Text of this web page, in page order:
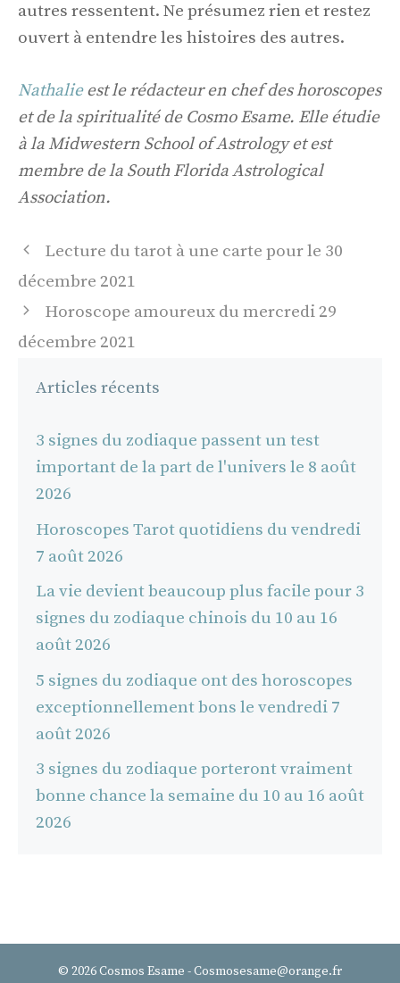
autres ressentent. Ne présumez rien et restez
ouvert à entendre les histoires des autres.
Nathalieest le rédacteur en chef des horoscopes
et de la spiritualité de Cosmo Esame. Elle étudie
à la Midwestern School of Astrology et est
membre de la South Florida Astrological
Association.
Navigation
des
Lecture du tarot à une carte pour le 30
décembre 2021
Horoscope amoureux du mercredi 29
décembre 2021
Articles récents
3 signes du zodiaque passent un test
important de la part de l'univers le 8 août
2026
Horoscopes Tarot quotidiens du vendredi
7 août 2026
La vie devient beaucoup plus facile pour 3
signes du zodiaque chinois du 10 au 16
août 2026
5 signes du zodiaque ont des horoscopes
exceptionnellement bons le vendredi 7
août 2026
3 signes du zodiaque porteront vraiment
bonne chance la semaine du 10 au 16 août
2026
© 2026 Cosmos Esame - Cosmosesame@orange.fr